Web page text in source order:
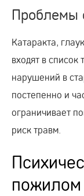
Проблемы
Катаракта,
входят в
нарушений в
постепенно и
ограничивает
риск травм.
пожилом